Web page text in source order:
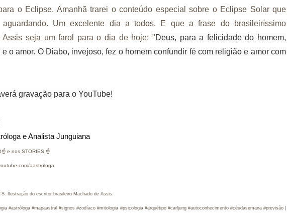
o Eclipse. Amanhã trarei o conteúdo especial sobre o Eclipse Solar que
aguardando. Um excelente dia a todos. E que a frase do brasileiríssimo
Assis seja um farol para o dia de hoje: "Deus, para a felicidade do homem,
e o amor. O Diabo, invejoso, fez o homem confundir fé com religião e amor com
gravação para o YouTube!
e Analista Junguiana
e nos STORIES ☝
aastrologa
Ilustração do escritor brasileiro Machado de Assis
#astróloga #mapaastral #signos #zodíaco #mitologia #psicologia #arquétipo #carljung #autoconhecimento #céudasemana #previsão |